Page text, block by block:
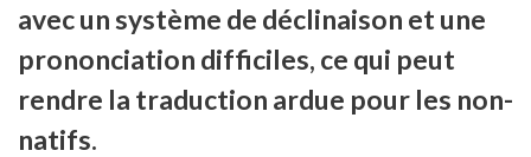
avec un système de déclinaison et une
prononciation difficiles, ce qui peut
rendre la traduction ardue pour les non-
natifs.